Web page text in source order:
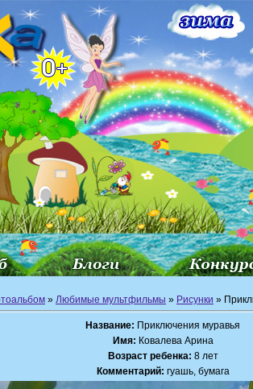
» Любимые мультфильмы » Рисунки »
Название: Приключения муравья
Имя: Ковалева Арина
Возраст ребенка: 8 лет
Комментарий: гуашь, бумага